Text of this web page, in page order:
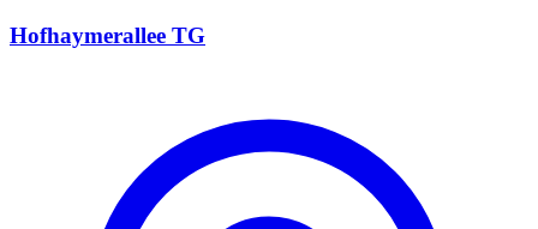
Hofhaymerallee TG